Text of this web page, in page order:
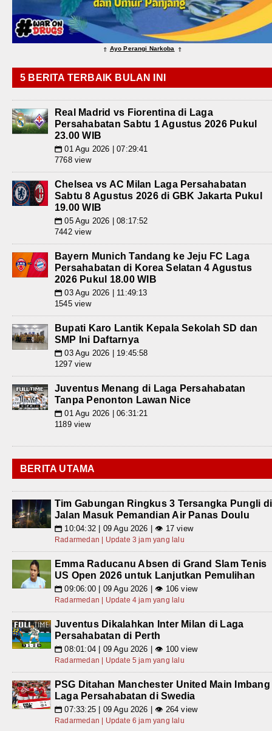
⇑ Ayo Perangi Narkoba ⇑
5 BERITA TERBAIK BULAN INI
Real Madrid vs Fiorentina di Laga
Persahabatan Sabtu 1 Agustus 2026 Pukul
23.00 WIB
📅 01 Agu 2026 | 07:29:41
7768 view
Chelsea vs AC Milan Laga Persahabatan
Sabtu 8 Agustus 2026 di GBK Jakarta Pukul
19.00 WIB
📅 05 Agu 2026 | 08:17:52
7442 view
Bayern Munich Tandang ke Jeju FC Laga
Persahabatan di Korea Selatan 4 Agustus
2026 Pukul 18.00 WIB
📅 03 Agu 2026 | 11:49:13
1545 view
Bupati Karo Lantik Kepala Sekolah SD dan
SMP Ini Daftarnya
📅 03 Agu 2026 | 19:45:58
1297 view
Juventus Menang di Laga Persahabatan
Tanpa Penonton Lawan Nice
📅 01 Agu 2026 | 06:31:21
1189 view
BERITA UTAMA
Tim Gabungan Ringkus 3 Tersangka Pungli di
Jalan Masuk Pemandian Air Panas Doulu
📅 10:04:32 | 09 Agu 2026 | 👁 17 view
Radarmedan | Update 3 jam yang lalu
Emma Raducanu Absen di Grand Slam Tenis
US Open 2026 untuk Lanjutkan Pemulihan
📅 09:06:00 | 09 Agu 2026 | 👁 106 view
Radarmedan | Update 4 jam yang lalu
Juventus Dikalahkan Inter Milan di Laga
Persahabatan di Perth
📅 08:01:04 | 09 Agu 2026 | 👁 100 view
Radarmedan | Update 5 jam yang lalu
PSG Ditahan Manchester United Main Imbang
Laga Persahabatan di Swedia
📅 07:33:25 | 09 Agu 2026 | 👁 264 view
Radarmedan | Update 6 jam yang lalu